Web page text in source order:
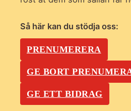
Så här kan du stödja oss:
PRENUMERERA
GE BORT
GE ETT BIDRAG